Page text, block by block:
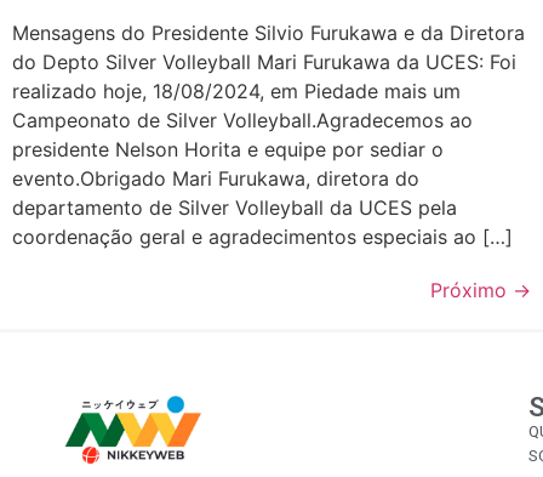
Mensagens do Presidente Silvio Furukawa e da Diretora
do Depto Silver Volleyball Mari Furukawa da UCES: Foi
realizado hoje, 18/08/2024, em Piedade mais um
Campeonato de Silver Volleyball.Agradecemos ao
presidente Nelson Horita e equipe por sediar o
evento.Obrigado Mari Furukawa, diretora do
departamento de Silver Volleyball da UCES pela
coordenação geral e agradecimentos especiais ao […]
Próximo →